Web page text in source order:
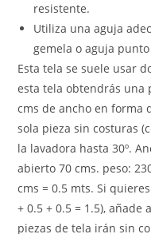
resistente.
Utiliza una aguja
gemela o aguja
Esta tela se suele usar
esta tela obtendrás una
cms de ancho en forma
sola pieza sin costuras
la lavadora hasta 30º.
abierto 70 cms. peso:
cms = 0.5 mts. Si
+ 0.5 + 0.5 = 1.5),
piezas de tela irán sin